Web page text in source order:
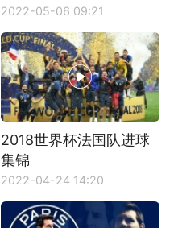
2022-05-06 09:21
2018世界杯法国队进球
集锦
2022-04-24 14:20